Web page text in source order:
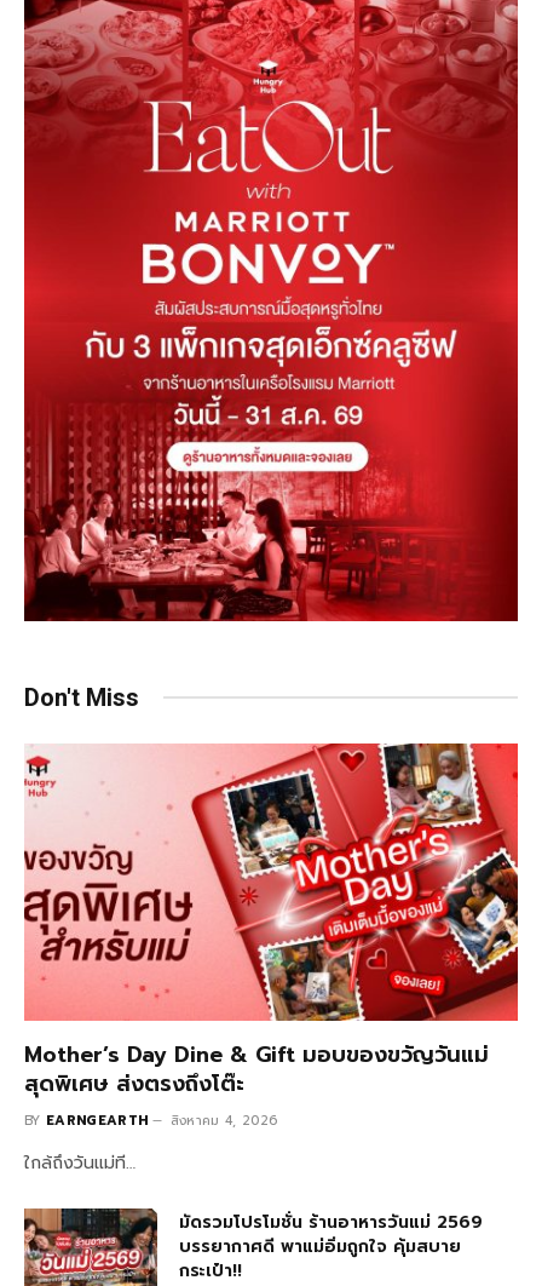
Don't Miss
Mother’s Day Dine & Gift มอบของขวัญวันแม่
สุดพิเศษ ส่งตรงถึงโต๊ะ
BY EARNGEARTH สิงหาคม 4, 2026
ใกล้ถึงวันแม่ที…
มัดรวมโปรโมชั่น ร้านอาหารวันแม่ 2569
บรรยากาศดี พาแม่อิ่มถูกใจ คุ้มสบาย
กระเป๋า!!